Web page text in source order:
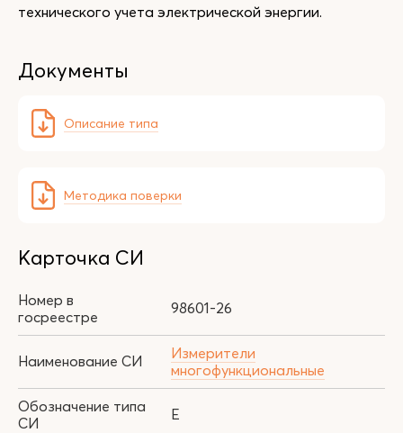
технического учета электрической энергии.
Документы
Описание типа
Методика поверки
Карточка СИ
Номер в
госреестре
98601-26
Наименование СИ
Измерители
многофункциональные
Обозначение типа
СИ
Е